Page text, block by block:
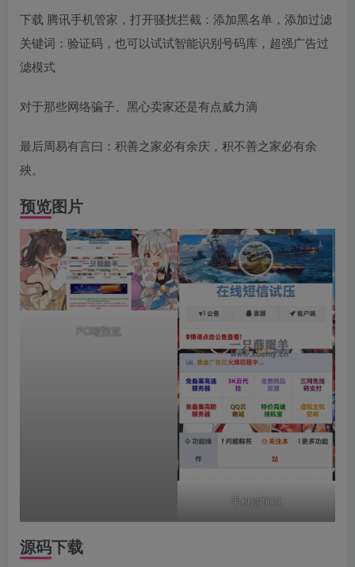
下载 腾讯手机管家，打开骚扰拦截：添加黑名单，添加过滤
关键词：验证码，也可以试试智能识别号码库，超强广告过
滤模式
对于那些网络骗子、黑心卖家还是有点威力滴
最后周易有言曰：积善之家必有余庆，积不善之家必有余
殃。
预览图片
PC端预览
手机端预览
源码下载